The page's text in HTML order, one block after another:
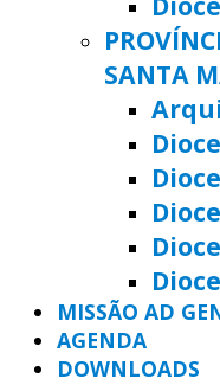
SANTA
MISSÃO AD
AGENDA
DOWNLOADS